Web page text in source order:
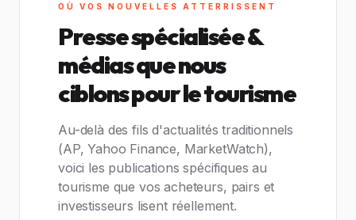
OÙ VOS NOUVELLES ATTERRISSENT
Presse spécialisée &
médias que nous
ciblons pour le tourisme
Au-delà des fils d'actualités traditionnels
(AP, Yahoo Finance, MarketWatch),
voici les publications spécifiques au
tourisme que vos acheteurs, pairs et
investisseurs lisent réellement.